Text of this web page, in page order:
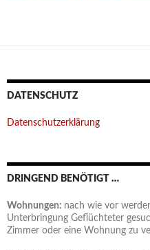
DATENSCHUTZ
Datenschutzerklärung
DRINGEND BENÖTIGT …
Wohnungen: nach wie vor
Unterbringung Geflüchteter
Zimmer oder eine Wohnung zu